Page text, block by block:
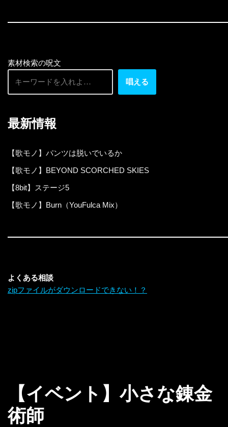
素材検索の呪文
唱える
最新情報
【歌モノ】パンツは脱いでいるか
【歌モノ】BEYOND SCORCHED SKIES
【8bit】ステージ5
【歌モノ】Burn（YouFulca Mix）
よくある相談
zipファイルがダウンロードできない！？
【イベント】小さな錬金
術師